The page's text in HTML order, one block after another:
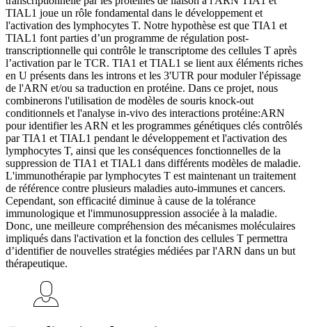
TIAL1 joue un rôle fondamental dans le développement et
l'activation des lymphocytes T. Notre hypothèse est que TIA1 et
TIAL1 font parties d’un programme de régulation post-
transcriptionnelle qui contrôle le transcriptome des cellules T après
l’activation par le TCR. TIA1 et TIAL1 se lient aux éléments riches
en U présents dans les introns et les 3'UTR pour moduler l'épissage
de l'ARN et/ou sa traduction en protéine. Dans ce projet, nous
combinerons l'utilisation de modèles de souris knock-out
conditionnels et l'analyse in-vivo des interactions protéine:ARN
pour identifier les ARN et les programmes génétiques clés contrôlés
par TIA1 et TIAL1 pendant le développement et l'activation des
lymphocytes T, ainsi que les conséquences fonctionnelles de la
suppression de TIA1 et TIAL1 dans différents modèles de maladie.
L'immunothérapie par lymphocytes T est maintenant un traitement
de référence contre plusieurs maladies auto-immunes et cancers.
Cependant, son efficacité diminue à cause de la tolérance
immunologique et l'immunosuppression associée à la maladie.
Donc, une meilleure compréhension des mécanismes moléculaires
impliqués dans l'activation et la fonction des cellules T permettra
d’identifier de nouvelles stratégies médiées par l'ARN dans un but
thérapeutique.